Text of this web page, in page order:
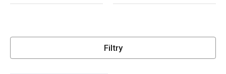
Filtry